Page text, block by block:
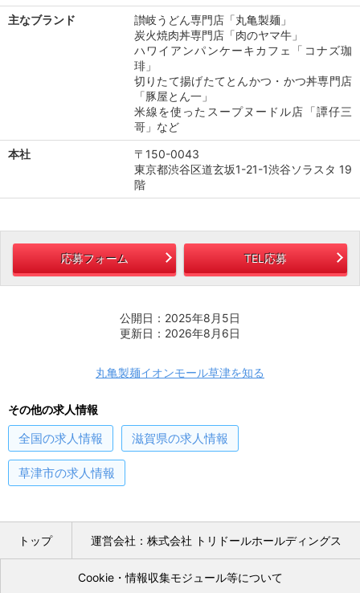
主なブランド
讃岐うどん専門店「丸亀製麺」
炭火焼肉丼専門店「肉のヤマ牛」
ハワイアンパンケーキカフェ「コナズ珈
琲」
切りたて揚げたてとんかつ・かつ丼専門店
「豚屋とん一」
米線を使ったスープヌードル店「譚仔三
哥」など
本社
〒150-0043
東京都渋谷区道玄坂1-21-1渋谷ソラスタ 19
階
応募フォーム TEL応募
公開日：2025年8月5日
更新日：2026年8月6日
丸亀製麺イオンモール草津を知る
その他の求人情報
全国の求人情報 滋賀県の求人情報
草津市の求人情報
トップ 運営会社：株式会社 トリドールホールディングス
Cookie・情報収集モジュール等について